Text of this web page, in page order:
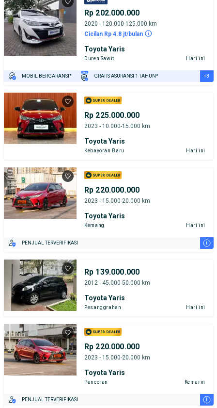
Rp 202.000.000
2020 - 120.000-125.000 km
Cicilan Rp 4.8 jt/bulan
Toyota Yaris
Duren Sawit Hari ini
MOBIL BERGARANSI* GRATIS ASURANSI 1 TAHUN*
PENJUAL TERVERIFIKASI
+3
Rp 225.000.000
2023 - 10.000-15.000 km
Toyota Yaris
Kebayoran Baru Hari ini
Rp 220.000.000
2023 - 15.000-20.000 km
Toyota Yaris
Kemang Hari ini
PENJUAL TERVERIFIKASI i
Rp 139.000.000
2012 - 45.000-50.000 km
Toyota Yaris
Pesanggrahan Hari ini
Rp 220.000.000
2023 - 15.000-20.000 km
Toyota Yaris
Pancoran Kemarin
PENJUAL TERVERIFIKASI i